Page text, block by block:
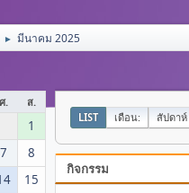
► มีนาคม 2025
ศ. ส.
1
7
8
15
LIST เดือน: สัปดาห์
กิจกรรม